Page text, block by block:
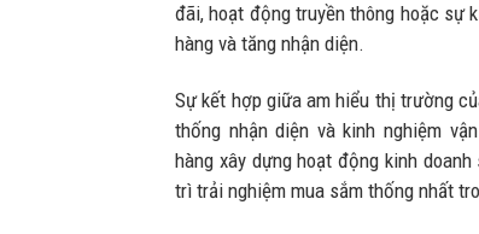
đãi, hoạt động truyền thông hoặc sự
hàng và tăng nhận diện.
Sự kết hợp giữa am hiểu thị trường
thống nhận diện và kinh nghiệm
hàng xây dựng hoạt động kinh
trì trải nghiệm mua sắm thống nhất